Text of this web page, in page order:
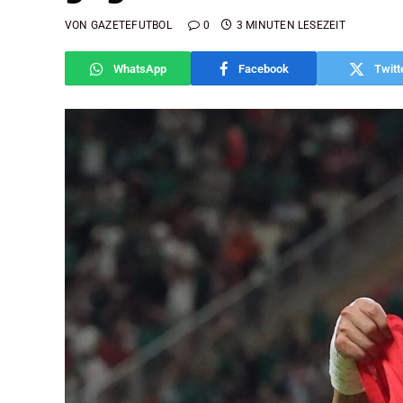
VON GAZETEFUTBOL 0 3 MINUTEN LESEZEIT
WhatsApp Facebook